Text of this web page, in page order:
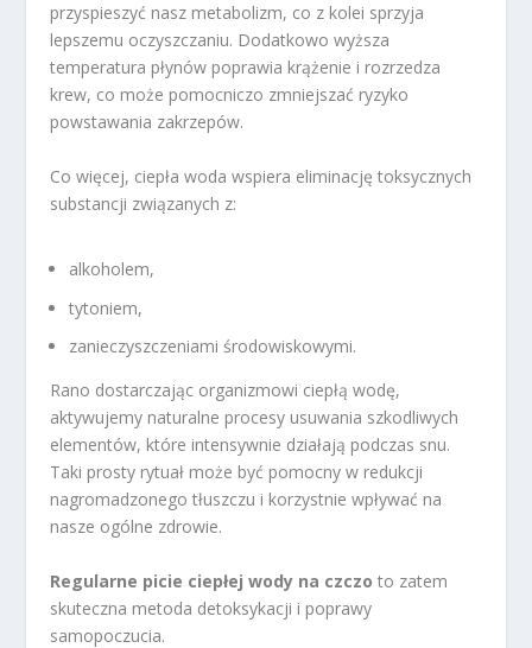
przyspieszyć nasz metabolizm, co z kolei sprzyja
lepszemu oczyszczaniu. Dodatkowo wyższa
temperatura płynów poprawia krążenie i rozrzedza
krew, co może pomocniczo zmniejszać ryzyko
powstawania zakrzepów.
Co więcej, ciepła woda wspiera eliminację toksycznych
substancji związanych z:
alkoholem,
tytoniem,
zanieczyszczeniami środowiskowymi.
Rano dostarczając organizmowi ciepłą wodę,
aktywujemy naturalne procesy usuwania szkodliwych
elementów, które intensywnie działają podczas snu.
Taki prosty rytuał może być pomocny w redukcji
nagromadzonego tłuszczu i korzystnie wpływać na
nasze ogólne zdrowie.
Regularne picie ciepłej wody na czczo to zatem
skuteczna metoda detoksykacji i poprawy
samopoczucia.